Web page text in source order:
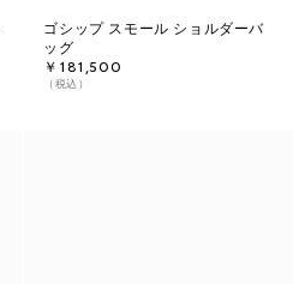
ゴシップ スモール ショルダーバ
ッグ
￥181,500
（税込）